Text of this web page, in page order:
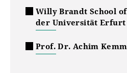
Willy Brandt School
der Universität Erfurt
Prof. Dr. Achim